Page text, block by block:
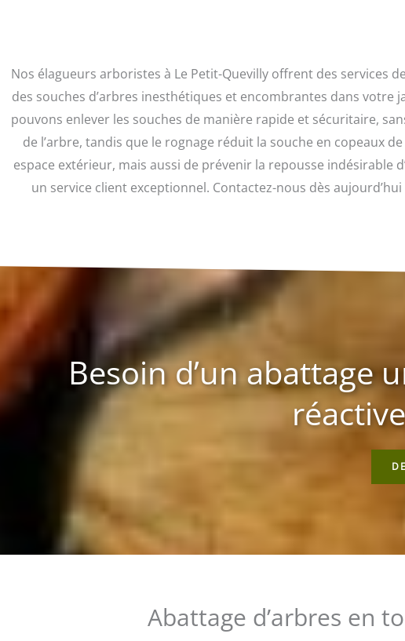
Nos élagueurs arboristes à Le Petit-Quevilly offrent des services
des souches d’arbres inesthétiques et encombrantes dans
pouvons enlever les souches de manière rapide et sécuritaire,
de l’arbre, tandis que le rognage réduit la souche en copeaux
espace extérieur, mais aussi de prévenir la repousse indésirable
un service client exceptionnel. Contactez-nous dès
Besoin d’un abattage
Abattage d’arbres en